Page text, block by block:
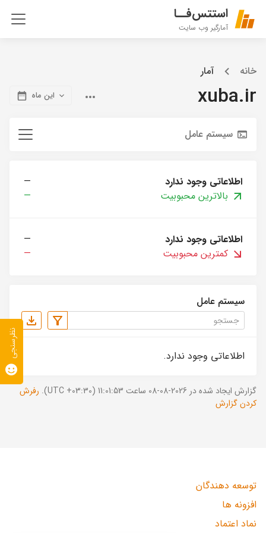
استتس‌فــا
آمارگیر وب سایت
خانه آمار
xuba.ir این ماه
سیستم عامل
اطلاعاتی وجود ندارد
—
بالاترین محبوبیت
—
اطلاعاتی وجود ندارد
—
کمترین محبوبیت
—
سیستم عامل
اطلاعاتی وجود ندارد.
گزارش ایجاد شده در 2026-08-08 ساعت 11:01:53 (UTC +03:30).
رفرش
کردن گزارش
توسعه دهندگان
افزونه ها
نماد اعتماد
نظرسنجی